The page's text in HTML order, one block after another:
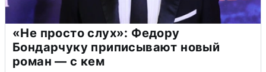
«Не просто слух»: Федору
Бондарчуку приписывают новый
роман — с кем